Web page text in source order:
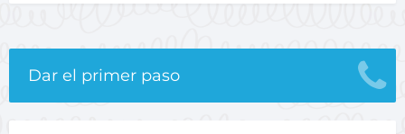
Dar el primer paso